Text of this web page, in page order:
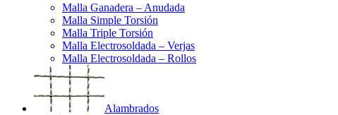
Malla Ganadera – Anudada
Malla Simple Torsión
Malla Triple Torsión
Malla Electrosoldada – Verjas
Malla Electrosoldada – Rollos
Alambrados